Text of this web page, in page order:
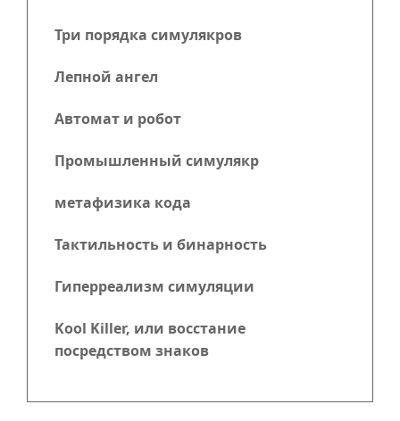
Три порядка симулякров
Лепной ангел
Автомат и робот
Промышленный симулякр
метафизика кода
Тактильность и бинарность
Гиперреализм симуляции
Kool Killer, или восстание
посредством знаков